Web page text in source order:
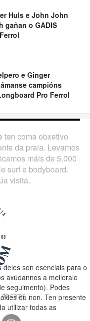
Huls e John John
gañan o GADIS
e Ginger
campións
Pro Ferrol
ten coma obxetivo
da praia. Levamos
máis de 5.000
surf e bodyboard.
visita.
de datos
deles son esenciais para o
axúdannos a melloralo
seguimento). Podes
ou non. Ten presente
utilizar todas as